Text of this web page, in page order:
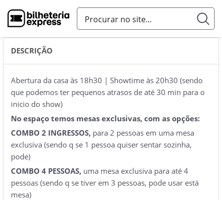
DESCRIÇÃO
Abertura da casa às 18h30 | Showtime às 20h30 (sendo
que podemos ter pequenos atrasos de até 30 min para o
inicio do show)
No espaço temos mesas exclusivas, com as opções:
COMBO 2 INGRESSOS, para 2 pessoas em uma mesa
exclusiva (sendo q se 1 pessoa quiser sentar sozinha,
pode)
COMBO 4 PESSOAS, uma mesa exclusiva para até 4
pessoas (sendo q se tiver em 3 pessoas, pode usar está
mesa)